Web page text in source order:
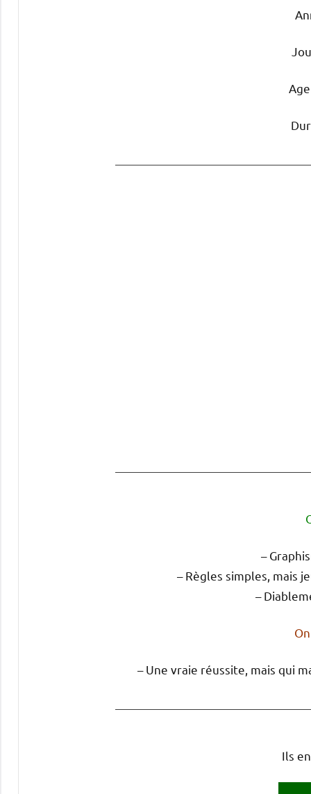
–
– Règles simples, mais
–
– Une vraie réussite, mais qui
Ils